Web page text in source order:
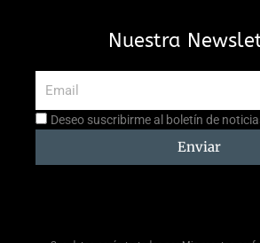
Nuestra
Aceptación
Deseo suscribirme al boletín de
Enviar